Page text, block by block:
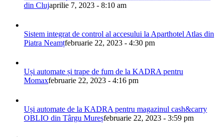
din Clujaprilie 7, 2023 - 8:10 am
Sistem integrat de control al accesului la Aparthotel Atlas din
Piatra Neamțfebruarie 22, 2023 - 4:30 pm
Uși automate și trape de fum de la KADRA pentru
Momaxfebruarie 22, 2023 - 4:16 pm
Uși automate de la KADRA pentru magazinul cash&carry
OBLIO din Târgu Mureșfebruarie 22, 2023 - 3:59 pm